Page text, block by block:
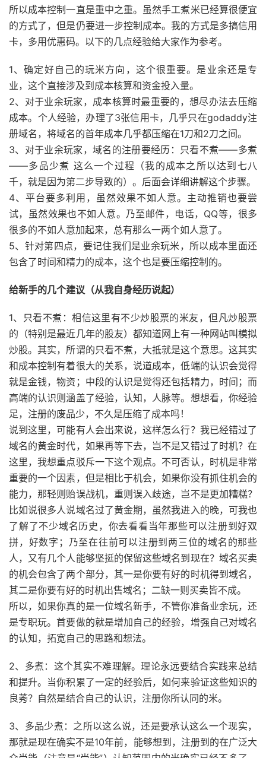
所以成本控制一直是重中之重。虽然手工煮米已经算很便宜
的方式了，但是仍要进一步控制成本。我的方式是多搞信用
卡，多用优惠码。以下的几点经验给大家作为参考。
1、确定好自己的玩米方向，这个很重要。是业余还是专
业，这个直接涉及到成本核算和资金投入量。
2、对于业余玩家，成本核算时最重要的，想尽办法去压缩
成本。个人经验，办理了3张信用卡，几乎只在godaddy注
册域名，将域名的首年成本几乎都压缩在1刀和2刀之间。
3、对于业余玩家，域名的注册要经历：只看不煮——多煮
——多品少煮 这么一个过程（我的成本之所以达到七八
千，就是因为第二步导致的）。后面会详细讲解这个步骤。
4、平台要多利用，虽然效果不如人意。主动推销也要尝
试，虽然效果也不如人意。乃至邮件，电话，QQ等，很多
很多的不如人意加起来，总有那么一两个如人意了。
5、针对第四点，要记住我们是业余玩米，所以成本里面还
包含了时间和精力的成本，这个也是要压缩控制的。
给新手的几个建议（从我自身经历说起）
1、只看不煮：相信这里有不少炒股票的米友，但凡炒股票
的（特别是最近几年的股友）都知道网上有一种网站叫模拟
炒股。其实，所谓的只看不煮，大抵就是这个意思。这其实
和成本控制有着很大的关系，说道成本，低端的认识会觉得
就是金钱，物资；中段的认识是觉得还包括精力，时间；而
高端的认识则涵盖了经验，认知，人脉等。想想看，你经验
足，注册的废品少，不久是压缩了成本吗！
说到这里，可能有人会出来说，这样怎么行？我已经错过了
域名的黄金时代，如果再等下去，岂不是又错过了时机？在
这里，我想重点驳斥一下这个观点。不可否认，时机是非常
重要的一个因素，但是相比于机会，如果你没有抓住机会的
能力，那轻则贻误战机，重则误入歧途，岂不是更加糟糕？
比如说很多人说域名过了黄金期，虽然我进入的晚，可我也
了解了不少域名历史，你去看看当年那些可以注册到好双
拼，好数字；乃至在往前可以注册到两三位的域名的那些
人，又有几个人能够坚挺的保留这些域名到现在？域名买卖
的机会包含了两个部分，其一是你要有好的时机得到域名，
其二是你要有好的时机出售域名；二缺一则买卖皆不成。
所以，如果你真的是一位域名新手，不管你准备业余玩，还
是专职玩。首要做的就是增加自己的经验，增强自己对域名
的认知，拓宽自己的思路和想法。
2、多煮：这个其实不难理解。理论永远要结合实践来总结
和提升。当你积累了一定的经验后，如何来验证这些知识的
良莠？自然是结合自己的认识，注册你所认同的米。
3、多品少煮：之所以这么说，还是要承认这么一个现实，
那就是现在确实不是10年前，能够想到，注册到的在广泛大